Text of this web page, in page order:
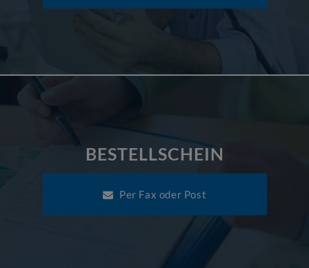
BESTELLSCHEIN
Per Fax oder Post